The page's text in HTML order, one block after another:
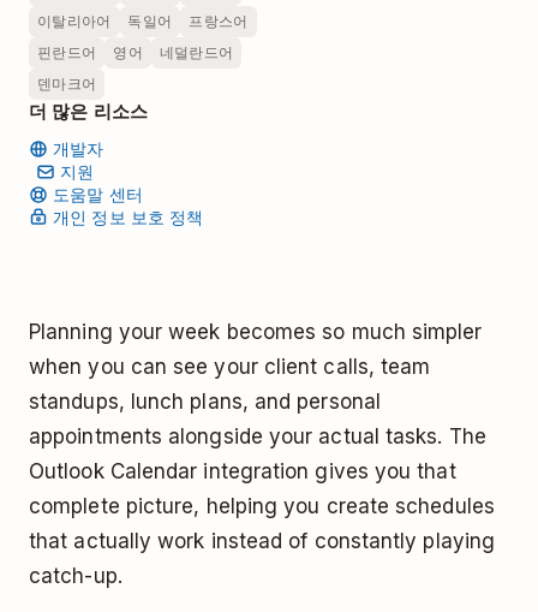
이탈리아어
독일어
프랑스어
핀란드어
영어
네덜란드어
덴마크어
더 많은 리소스
개발자
지원
도움말 센터
개인 정보 보호 정책
Planning your week becomes so much simpler
when you can see your client calls, team
standups, lunch plans, and personal
appointments alongside your actual tasks. The
Outlook Calendar integration gives you that
complete picture, helping you create schedules
that actually work instead of constantly playing
catch-up.